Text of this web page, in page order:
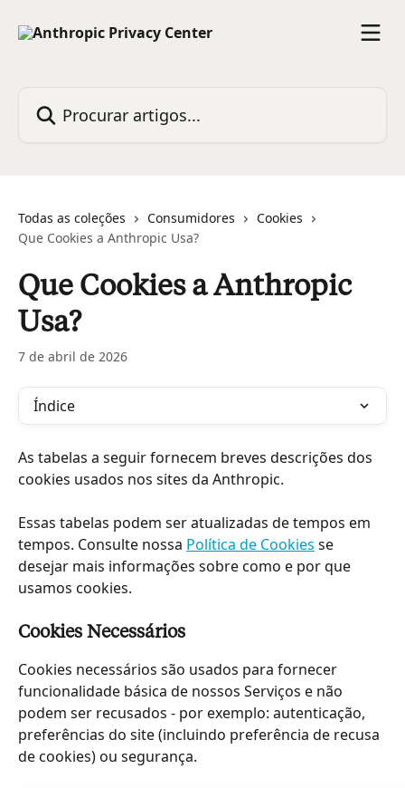
Todas as coleções Consumidores
Cookies
Que Cookies a Anthropic Usa?
Que Cookies a Anthropic
Usa?
7 de abril de 2026
Índice
As tabelas a seguir fornecem breves descrições dos
cookies usados nos sites da Anthropic.
Essas tabelas podem ser atualizadas de tempos em
tempos. Consulte nossa Política de Cookies se
desejar mais informações sobre como e por que
usamos cookies.
Cookies Necessários
Cookies necessários são usados para fornecer
funcionalidade básica de nossos Serviços e não
podem ser recusados - por exemplo: autenticação,
preferências do site (incluindo preferência de recusa
de cookies) ou segurança.